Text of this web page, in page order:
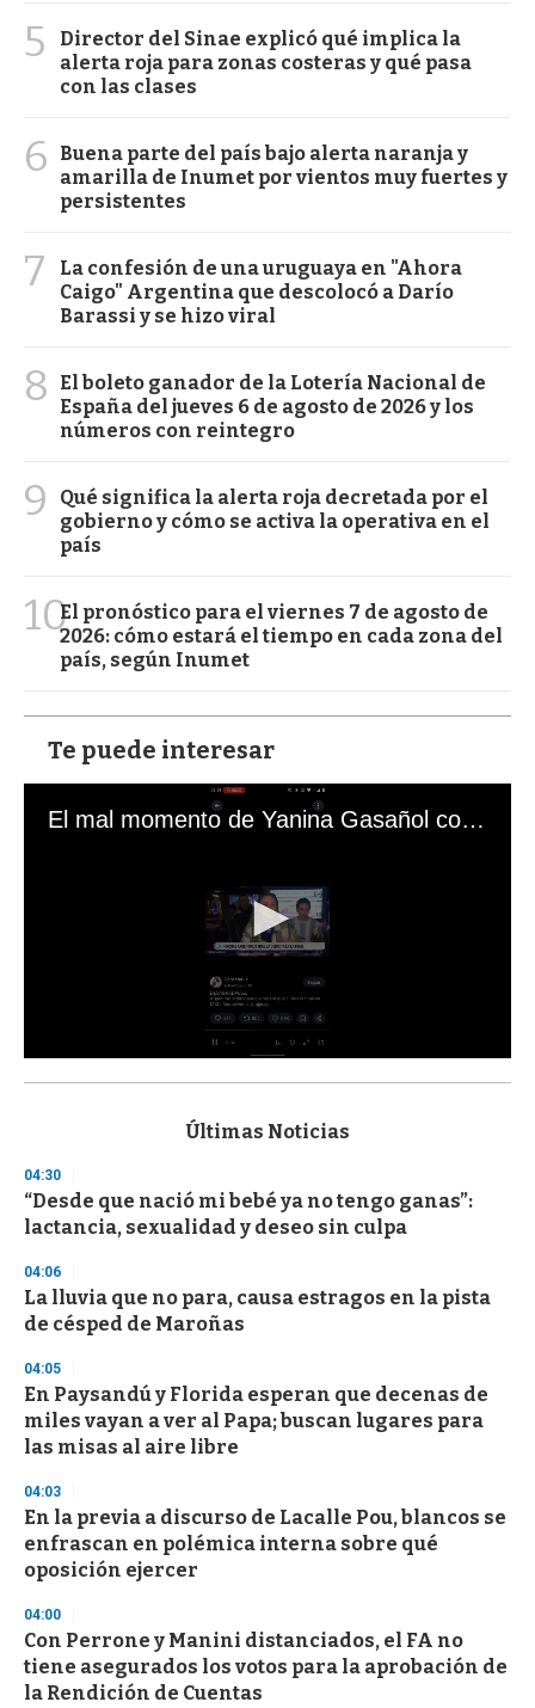
5
Director del Sinae explicó qué implica la
alerta roja para zonas costeras y qué pasa
con las clases
6
Buena parte del país bajo alerta naranja y
amarilla de Inumet por vientos muy fuertes y
persistentes
7
La confesión de una uruguaya en "Ahora
Caigo" Argentina que descolocó a Darío
Barassi y se hizo viral
8
El boleto ganador de la Lotería Nacional de
España del jueves 6 de agosto de 2026 y los
números con reintegro
9
Qué significa la alerta roja decretada por el
gobierno y cómo se activa la operativa en el
país
10El pronóstico para el viernes 7 de agosto de
2026: cómo estará el tiempo en cada zona del
país, según Inumet
Te puede interesar
El mal momento de Yanina Gasañol con un hincha argentino en "Subrayado"
s
d
s
o
f
3
s
e
c
n
d
Últimas Noticias
04:30
“Desde que nació mi bebé ya no tengo ganas”:
lactancia, sexualidad y deseo sin culpa
04:06
La lluvia que no para, causa estragos en la pista
de césped de Maroñas
04:05
En Paysandú y Florida esperan que decenas de
miles vayan a ver al Papa; buscan lugares para
las misas al aire libre
04:03
En la previa a discurso de Lacalle Pou, blancos se
enfrascan en polémica interna sobre qué
oposición ejercer
04:00
Con Perrone y Manini distanciados, el FA no
tiene asegurados los votos para la aprobación de
la Rendición de Cuentas